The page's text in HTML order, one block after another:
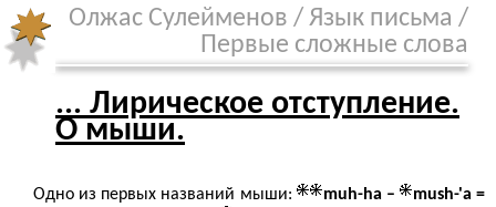
Олжас Сулейменов / Язык письма /
Первые сложные слова
... Лирическое отступление.
О мыши.
Одно из первых названий мыши: muh-ha –
mush-'a =